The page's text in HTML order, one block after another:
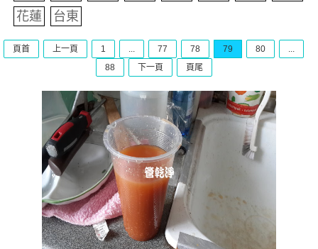
花蓮
台東
頁首 上一頁 1 ... 77 78 79 80
...
88
下一頁 頁尾